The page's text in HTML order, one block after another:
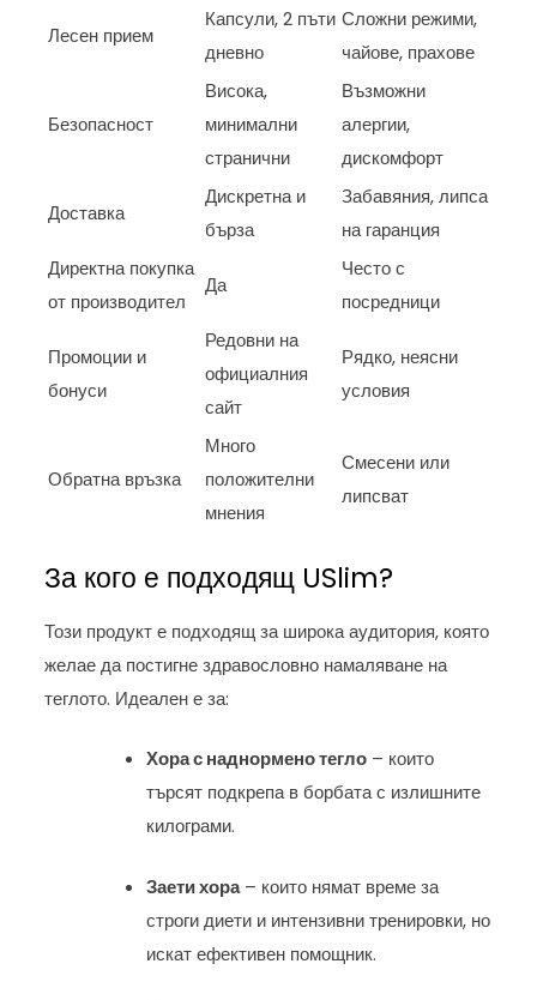
Лесен прием
Капсули, 2 пъти
дневно
Сложни режими,
чайове, прахове
Безопасност
Висока,
минимални
странични
Възможни
алергии,
дискомфорт
Доставка
Дискретна и
бърза
Забавяния, липса
на гаранция
Директна покупка
от производител
Да
Често с
посредници
Промоции и
бонуси
Редовни на
официалния
сайт
Рядко, неясни
условия
Обратна връзка
Много
положителни
мнения
Смесени или
липсват
За кого е подходящ USlim?
Този продукт е подходящ за широка аудитория, която
желае да постигне здравословно намаляване на
теглото. Идеален е за:
Хора с наднормено тегло – които
търсят подкрепа в борбата с излишните
килограми.
Заети хора– които нямат време за
строги диети и интензивни тренировки, но
искат ефективен помощник.